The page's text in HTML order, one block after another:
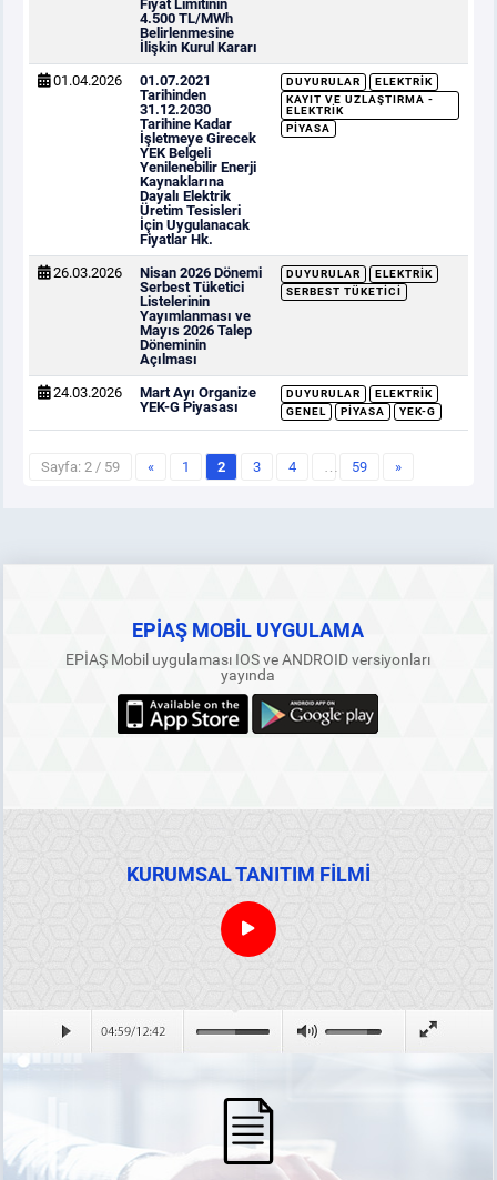
Fiyat Limitinin
4.500 TL/MWh
Belirlenmesine
İlişkin Kurul Kararı
01.04.2026
01.07.2021
Tarihinden
31.12.2030
Tarihine Kadar
İşletmeye Girecek
YEK Belgeli
Yenilenebilir Enerji
Kaynaklarına
Dayalı Elektrik
Üretim Tesisleri
İçin Uygulanacak
Fiyatlar Hk.
DUYURULAR
ELEKTRIK
KAYIT VE UZLAŞTIRMA -
ELEKTRIK
PIYASA
26.03.2026
Nisan 2026 Dönemi
Serbest Tüketici
Listelerinin
Yayımlanması ve
Mayıs 2026 Talep
Döneminin
Açılması
DUYURULAR
ELEKTRIK
SERBEST TÜKETICI
24.03.2026
Mart Ayı Organize
YEK-G Piyasası
DUYURULAR
ELEKTRIK
GENEL
PIYASA YEK-G
Sayfa: 2 / 59 « 1 2 3 4 … 59 »
EPİAŞ MOBİL UYGULAMA
EPİAŞ Mobil uygulaması IOS ve ANDROID versiyonları
yayında
KURUMSAL TANITIM FİLMİ